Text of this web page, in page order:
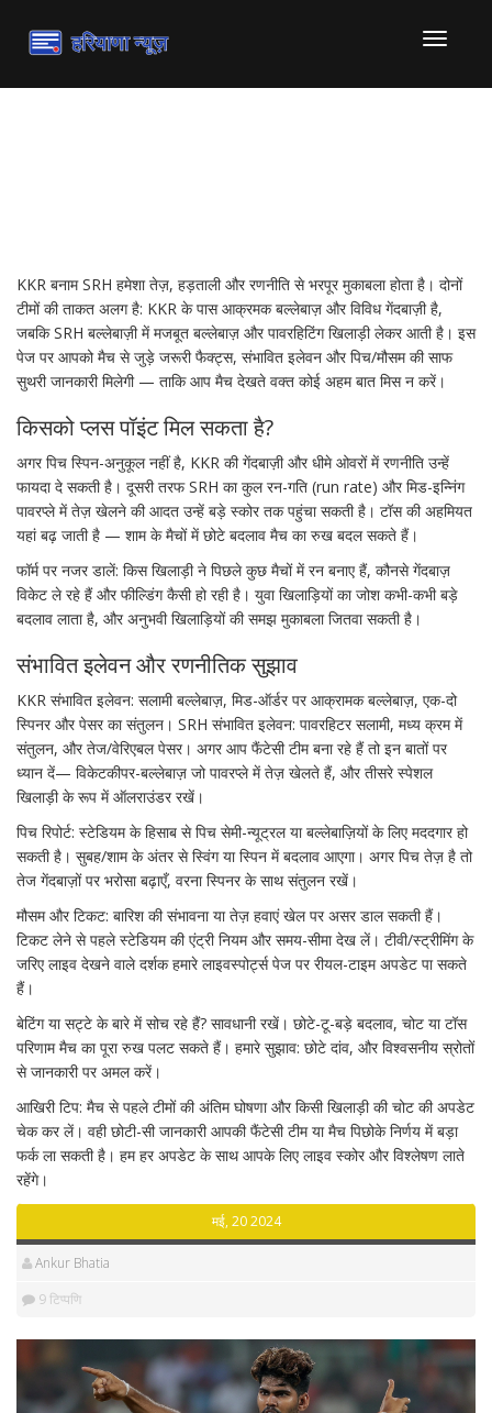
टॉगल
संचालित
KKR बनाम SRH हमेशा तेज़, हड़ताली और रणनीति से भरपूर मुकाबला होता है। दोनों
टीमों की ताकत अलग है: KKR के पास आक्रमक बल्लेबाज़ और विविध गेंदबाज़ी है,
जबकि SRH बल्लेबाज़ी में मजबूत बल्लेबाज़ और पावरहिटिंग खिलाड़ी लेकर आती है। इस
पेज पर आपको मैच से जुड़े जरूरी फैक्ट्स, संभावित इलेवन और पिच/मौसम की साफ
सुथरी जानकारी मिलेगी — ताकि आप मैच देखते वक्त कोई अहम बात मिस न करें।
किसको प्लस पॉइंट मिल सकता है?
अगर पिच स्पिन-अनुकूल नहीं है, KKR की गेंदबाज़ी और धीमे ओवरों में रणनीति उन्हें
फायदा दे सकती है। दूसरी तरफ SRH का कुल रन-गति (run rate) और मिड-इन्निंग
पावरप्ले में तेज़ खेलने की आदत उन्हें बड़े स्कोर तक पहुंचा सकती है। टॉस की अहमियत
यहां बढ़ जाती है — शाम के मैचों में छोटे बदलाव मैच का रुख बदल सकते हैं।
फॉर्म पर नजर डालें: किस खिलाड़ी ने पिछले कुछ मैचों में रन बनाए हैं, कौनसे गेंदबाज़
विकेट ले रहे हैं और फील्डिंग कैसी हो रही है। युवा खिलाड़ियों का जोश कभी-कभी बड़े
बदलाव लाता है, और अनुभवी खिलाड़ियों की समझ मुकाबला जितवा सकती है।
संभावित इलेवन और रणनीतिक सुझाव
KKR संभावित इलेवन: सलामी बल्लेबाज़, मिड-ऑर्डर पर आक्रामक बल्लेबाज़, एक-दो
स्पिनर और पेसर का संतुलन। SRH संभावित इलेवन: पावरहिटर सलामी, मध्य क्रम में
संतुलन, और तेज/वेरिएबल पेसर। अगर आप फैंटेसी टीम बना रहे हैं तो इन बातों पर
ध्यान दें— विकेटकीपर-बल्लेबाज़ जो पावरप्ले में तेज़ खेलते हैं, और तीसरे स्पेशल
खिलाड़ी के रूप में ऑलराउंडर रखें।
पिच रिपोर्ट: स्टेडियम के हिसाब से पिच सेमी-न्यूट्रल या बल्लेबाज़ियों के लिए मददगार हो
सकती है। सुबह/शाम के अंतर से स्विंग या स्पिन में बदलाव आएगा। अगर पिच तेज़ है तो
तेज गेंदबाज़ों पर भरोसा बढ़ाएँ, वरना स्पिनर के साथ संतुलन रखें।
मौसम और टिकट: बारिश की संभावना या तेज़ हवाएं खेल पर असर डाल सकती हैं।
टिकट लेने से पहले स्टेडियम की एंट्री नियम और समय-सीमा देख लें। टीवी/स्ट्रीमिंग के
जरिए लाइव देखने वाले दर्शक हमारे लाइवस्पोर्ट्स पेज पर रीयल-टाइम अपडेट पा सकते
हैं।
बेटिंग या सट्टे के बारे में सोच रहे हैं? सावधानी रखें। छोटे-टू-बड़े बदलाव, चोट या टॉस
परिणाम मैच का पूरा रुख पलट सकते हैं। हमारे सुझाव: छोटे दांव, और विश्वसनीय स्रोतों
से जानकारी पर अमल करें।
आखिरी टिप: मैच से पहले टीमों की अंतिम घोषणा और किसी खिलाड़ी की चोट की अपडेट
चेक कर लें। वही छोटी-सी जानकारी आपकी फैंटेसी टीम या मैच पिछोके निर्णय में बड़ा
फर्क ला सकती है। हम हर अपडेट के साथ आपके लिए लाइव स्कोर और विश्लेषण लाते
रहेंगे।
मई, 20 2024
Ankur Bhatia
9 टिप्पणि